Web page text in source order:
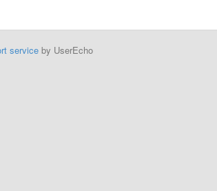
service by UserEcho